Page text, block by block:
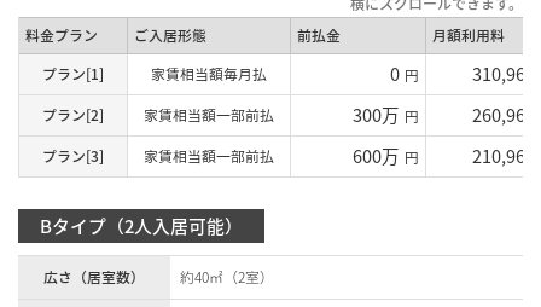
料金プラン ご入居形態 前払金
月額利用料
プラン[1]
家賃相当額毎月払 0 円 310,960
プラン[2]
家賃相当額一部前払 300万 円 260,960
プラン[3]
家賃相当額一部前払 600万 円 210,960
Bタイプ（2人入居可能）
広さ（居室数）
約40㎡（2室）